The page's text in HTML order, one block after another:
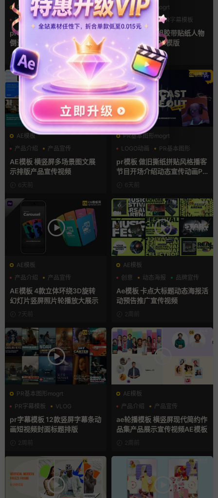
PR基本图形mogrt
PR基本图形
三维 倒计时
pr轮播模板 方屏竖屏4K展示
倒计时轮播图PR模版
15小时前
PR基本图形mogrt
PR基本图形
PR字幕模板
人物介绍
pr字幕模板 9组胶带贴纸人物
介绍角标动画PR模版
4天前
AE模板
产品介绍
产品宣传
产品展示
AE模板 横竖屏多场景图文展
示排版产品宣传视频
6天前
PR基本图形mogrt
LOGO动画
PR基本图形
复古风
pr模板 做旧撕纸拼贴风格播客
节目开场介绍动态宣传动画PR
模版6天前
AE模板
产品介绍
产品宣传
产品展示
AE模板 4款立体环绕3D旋转
幻灯片竖屏照片轮播放大展示
7天前
AE模板
创意
动态海报 品牌宣传
Ae模板 卡点大标题动态海报活
动预告推广宣传视频
2周前
PR基本图形mogrt
PR字幕模板
VLOG
人物介绍
pr字幕模板 12款竖屏字幕条动
画短视频封面标题排版
2周前
AE模板
产品介绍
产品宣传
产品展示
ae轮播模板 横竖屏现代简约作
品集产品展示宣传视频AE模板
2周前